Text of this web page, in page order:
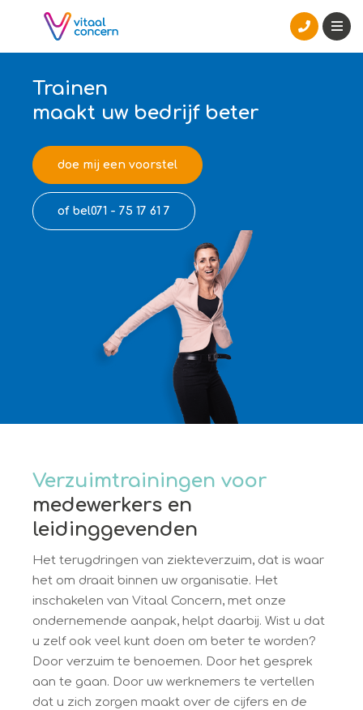
Trainen
maakt uw bedrijf beter
doe mij een voorstel
of bel071 - 75 17 61 7
Verzuimtrainingen voor
medewerkers en
leidinggevenden
Het terugdringen van ziekteverzuim, dat is waar
het om draait binnen uw organisatie. Het
inschakelen van Vitaal Concern, met onze
ondernemende aanpak, helpt daarbij. Wist u dat
u zelf ook veel kunt doen om beter te worden?
Door verzuim te benoemen. Door het gesprek
aan te gaan. Door uw werknemers te vertellen
dat u zich zorgen maakt over de cijfers en de